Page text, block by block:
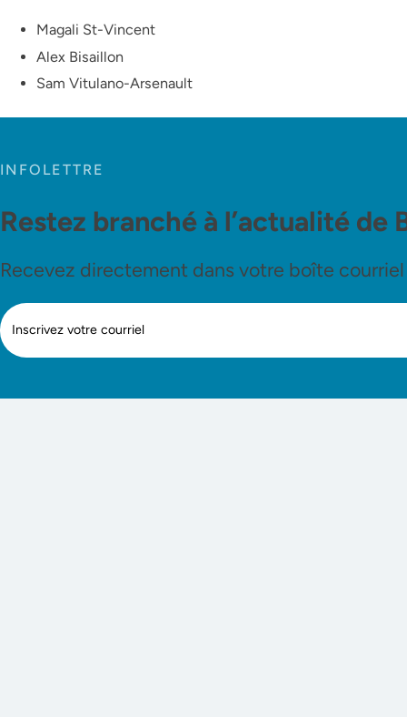
Magali St-Vincent
Alex Bisaillon
Sam Vitulano-Arsenault
INFOLETTRE
Restez branché à l’actualité de
Recevez directement dans votre boîte